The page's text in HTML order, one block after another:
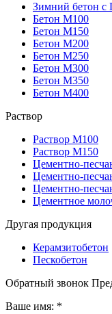
Зимний бетон
Бетон М100
Бетон М150
Бетон М200
Бетон М250
Бетон М300
Бетон М350
Бетон М400
Раствор
Раствор М100
Раствор М150
Цементно-
Цементно-
Цементно-
Цементное
Другая продукция
Керамзитобетон
Пескобетон
Обратный звонок
Ваше имя: *